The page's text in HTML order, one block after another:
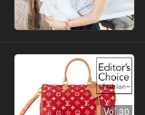
Vol.30